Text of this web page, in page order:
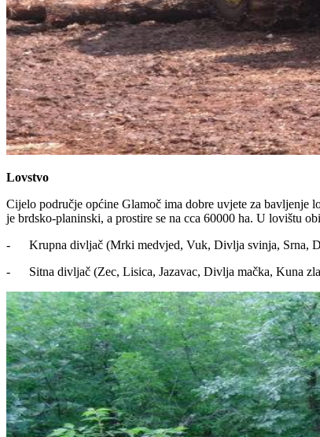
Lovstvo
Cijelo područje općine Glamoč ima dobre uvjete za bavljenje
je brdsko-planinski, a prostire se na cca 60000 ha. U lovištu
- Krupna divljač (Mrki medvjed, Vuk, Divlja svinja, Srna,
- Sitna divljač (Zec, Lisica, Jazavac, Divlja mačka, Kuna